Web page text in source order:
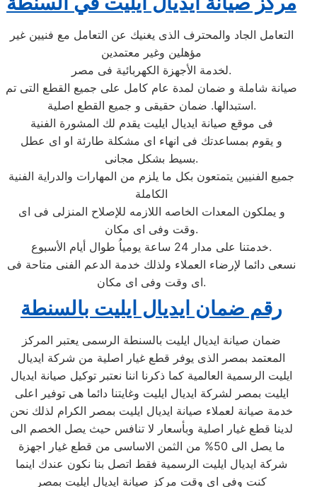
التعامل الجاد والمحترف الذى يغنيك عن التعامل مع فنيين غير
مؤهلين وغير معتمدين
لخدمة الأجهزة الكهربائية فى مصر.
صيانة شاملة و ضمان لمدة عام كامل على جميع القطع التى تم
استبدالها. ضمان حقيقى و جميع القطع اصلية.
فى موقع صيانة ايديال ايليت يقدم لك المشورة الفنية
و يقوم بمساعدتك فى انهاء اى مشكلة طارئة او اى عطل
بسيط بشكل مجانى.
جميع الفنيين يتمتعون بكل ما يلزم من المهارات والدراية الفنية
الكاملة
و يملكون المعدات الخاصه اللازمه للإصلاح المنزلى فى اى
وقت وفى اى مكان.
خدمتنا على مدار 24 ساعة يومياُ طوال أيام الأسبوع.
نسعى دائما لإرضاء العملاء ولذلك خدمة الدعم الفنى متاحة فى
اى وقت وفى اى مكان.
رقم ضمان ايديال ايليت بالسنطة
ضمان صيانة ايديال ايليت بالسنطة الرسمى يعتبر المركز
المعتمد بمصر الذى يوفر قطع غيار اصلية من شركة ايديال
ايليت الرسمية العالمية كما ذكرنا اننا نعتبر توكيل صيانة ايديال
ايليت بمصر لشركة ايديال ايليت وغايتنا دائما هى توفير اعلى
خدمة صيانة لعملاء صيانة ايديال ايليت بمصر الكرام لذلك نحن
لدينا قطع غيار اصلية وبأسعار لا تنافس حيث يصل الخصم الى
ما يصل الى 50% من الثمن الاساسى من قطع غيار اجهزة
شركة ايديال ايليت الرسمية فقط اتصل بنا نكون عندك اينما
كنت وفى اى وقت مركز صيانة ايديال ايليت بمصر